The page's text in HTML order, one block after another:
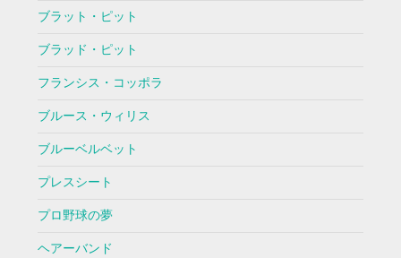
ブラット・ピット
ブラッド・ピット
フランシス・コッポラ
ブルース・ウィリス
ブルーベルベット
プレスシート
プロ野球の夢
ヘアーバンド